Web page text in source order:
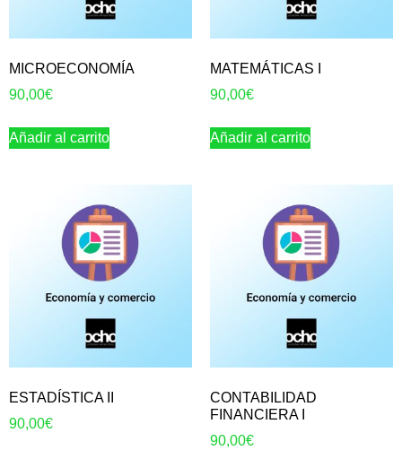
MICROECONOMÍA
90,00€
Añadir al carrito
MATEMÁTICAS I
90,00€
Añadir al carrito
ESTADÍSTICA II
90,00€
CONTABILIDAD
FINANCIERA I
90,00€